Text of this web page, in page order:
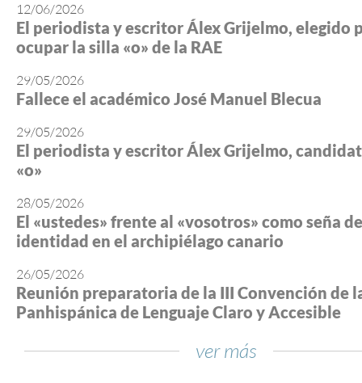
12/06/2026
El periodista y escritor Álex Grijelmo, elegido
ocupar la silla «o» de la RAE
29/05/2026
Fallece el académico José Manuel Blecua
29/05/2026
El periodista y escritor Álex Grijelmo,
«o»
28/05/2026
El «ustedes» frente al «vosotros» como seña de
identidad en el archipiélago canario
26/05/2026
Reunión preparatoria de la III Convención de
Panhispánica de Lenguaje Claro y Accesible
ver más